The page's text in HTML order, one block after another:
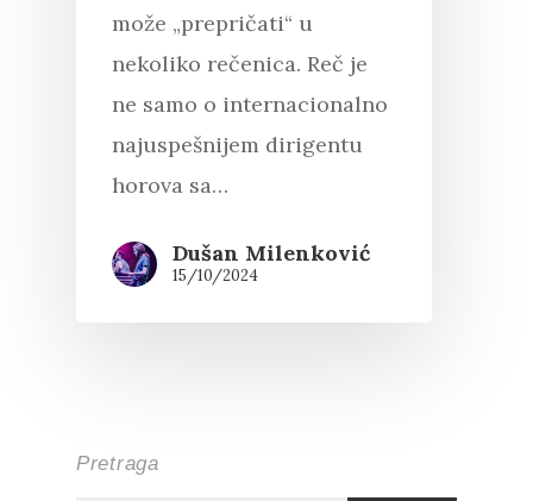
Pritisnite "Enter" da pretražite ili
može „prepričati“ u
nekoliko rečenica. Reč je
ne samo o internacionalno
najuspešnijem dirigentu
horova sa…
Dušan Milenković
15/10/2024
Pretraga